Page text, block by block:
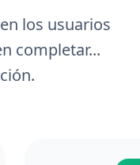
los usuarios
completar...